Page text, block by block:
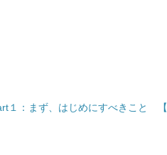
１：まず、はじめにすべきこと 【